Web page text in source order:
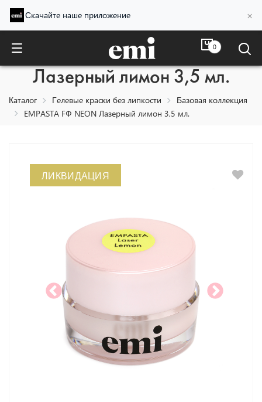
Скачайте наше приложение ×
0
EMPASTA FФ NEON
Лазерный лимон 3,5 мл.
Каталог Гелевые краски без липкости
Базовая коллекция
EMPASTA FФ NEON Лазерный лимон 3,5 мл.
ЛИКВИДАЦИЯ